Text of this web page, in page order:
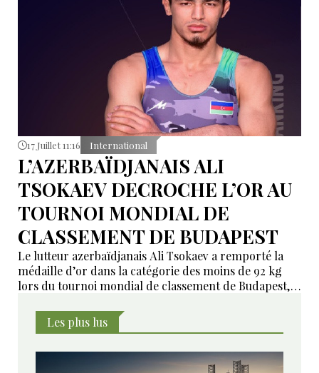
17 Juillet 11:16 International
L’AZERBAÏDJANAIS ALI
TSOKAEV DECROCHE L’OR AU
TOURNOI MONDIAL DE
CLASSEMENT DE BUDAPEST
Le lutteur azerbaïdjanais Ali Tsokaev a remporté la
médaille d’or dans la catégorie des moins de 92 kg
lors du tournoi mondial de classement de Budapest,
avant la fin de la saison.
Les plus lus